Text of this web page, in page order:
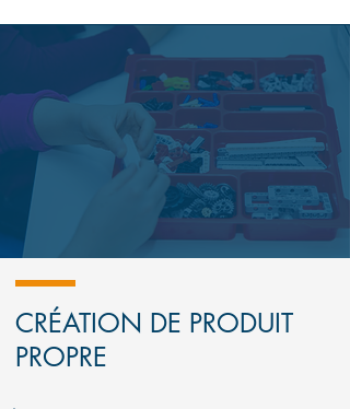
CRÉATION DE PRODUIT
PROPRE